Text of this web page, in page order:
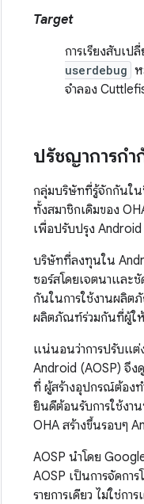
Target
การเรียงสับเป
userdebug ห
จำลอง
ปรัชญาการก
กลุ่มบริษัทที่รู้จักกันใน
ทั้งสมาชิกเดิมของ
เพื่อปรับปรุง
บริษัทที่ลงทุนใน
ซอร์สโดยเจตนาและชั
กันในการใช้งานผลิต
ผลิตภัณฑ์ร่วมกันที่ผู้ให้
แน่นอนว่าการปรับแต่
Android (AOSP) จึง
ที่ ผู้สร้างอุปกรณ์ต้องท
ยินดีต้อนรับการใช้งา
OHA สร้างขึ้นรอบๆ
AOSP นำโดย
AOSP เป็นการจัดกา
รายการเดียว ไม่ใช่ก